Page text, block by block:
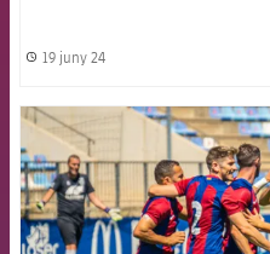
label.share.clock
19 juny 24